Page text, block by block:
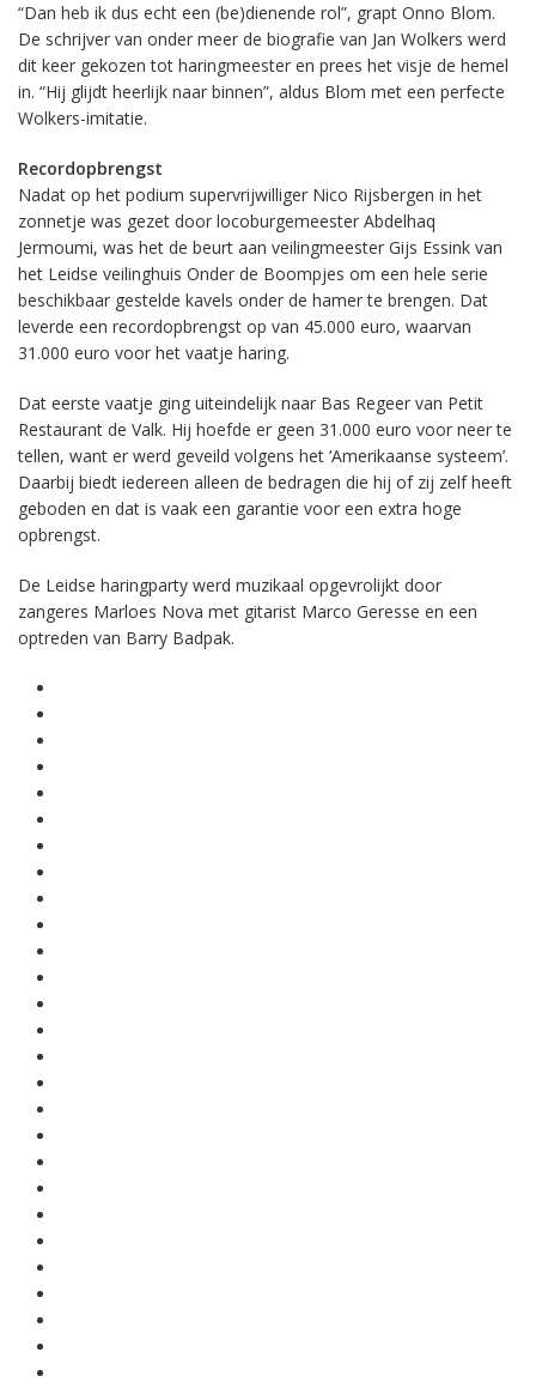
“Dan heb ik dus echt een (be)dienende rol”, grapt Onno Blom.
De schrijver van onder meer de biografie van Jan Wolkers werd
dit keer gekozen tot haringmeester en prees het visje de hemel
in. “Hij glijdt heerlijk naar binnen”, aldus Blom met een perfecte
Wolkers-imitatie.
Recordopbrengst
Nadat op het podium supervrijwilliger Nico Rijsbergen in het
zonnetje was gezet door locoburgemeester Abdelhaq
Jermoumi, was het de beurt aan veilingmeester Gijs Essink van
het Leidse veilinghuis Onder de Boompjes om een hele serie
beschikbaar gestelde kavels onder de hamer te brengen. Dat
leverde een recordopbrengst op van 45.000 euro, waarvan
31.000 euro voor het vaatje haring.
Dat eerste vaatje ging uiteindelijk naar Bas Regeer van Petit
Restaurant de Valk. Hij hoefde er geen 31.000 euro voor neer te
tellen, want er werd geveild volgens het ‘Amerikaanse systeem’.
Daarbij biedt iedereen alleen de bedragen die hij of zij zelf heeft
geboden en dat is vaak een garantie voor een extra hoge
opbrengst.
De Leidse haringparty werd muzikaal opgevrolijkt door
zangeres Marloes Nova met gitarist Marco Geresse en een
optreden van Barry Badpak.